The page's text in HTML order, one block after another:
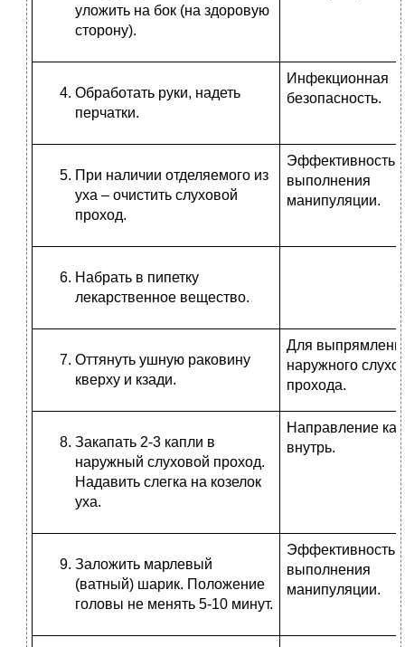
уложить на бок (на здоровую
сторону).
Обработать руки, надеть
перчатки.
Инфекционная
безопасность.
При наличии отделяемого из
уха – очистить слуховой
проход.
Эффективность
выполнения
манипуляции.
Набрать в пипетку
лекарственное вещество.
Оттянуть ушную раковину
кверху и кзади.
Для
наружного
прохода.
Закапать 2-3 капли в
наружный слуховой проход.
Надавить слегка на козелок
уха.
Направление
внутрь.
Заложить марлевый
(ватный) шарик. Положение
головы не менять 5-10 минут.
Эффективность
выполнения
манипуляции.